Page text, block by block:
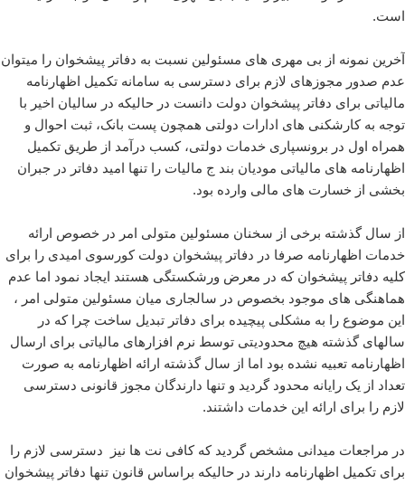
است.
آخرین نمونه از بی مهری های مسئولین نسبت به دفاتر پیشخوان را میتوان
عدم صدور مجوزهای لازم برای دسترسی به سامانه تکمیل اظهارنامه
مالیاتی برای دفاتر پیشخوان دولت دانست در حالیکه در سالیان اخیر با
توجه به کارشکنی های ادارات دولتی همچون پست بانک، ثبت احوال و
همراه اول در برونسپاری خدمات دولتی، کسب درآمد از طریق تکمیل
اظهارنامه های مالیاتی مودیان بند ج مالیات را تنها امید دفاتر در جبران
بخشی از خسارت های مالی وارده بود.
از سال گذشته برخی از سخنان مسئولین متولی امر در خصوص ارائه
خدمات اظهارنامه صرفا در دفاتر پیشخوان دولت کورسوی امیدی را برای
کلیه دفاتر پیشخوان که در معرض ورشکستگی هستند ایجاد نمود اما عدم
هماهنگی های موجود بخصوص در سالجاری میان مسئولین متولی امر ،
این موضوع را به مشکلی پیچیده برای دفاتر تبدیل ساخت چرا که در
سالهای گذشته هیچ محدودیتی توسط نرم افزارهای مالیاتی برای ارسال
اظهارنامه تعبیه نشده بود اما از سال گذشته ارائه اظهارنامه به صورت
تعداد از یک رایانه محدود گردید و تنها دارندگان مجوز قانونی دسترسی
لازم را برای ارائه این خدمات داشتند.
در مراجعات میدانی مشخص گردید که کافی نت ها نیز دسترسی لازم را
برای تکمیل اظهارنامه دارند در حالیکه براساس قانون تنها دفاتر پیشخوان